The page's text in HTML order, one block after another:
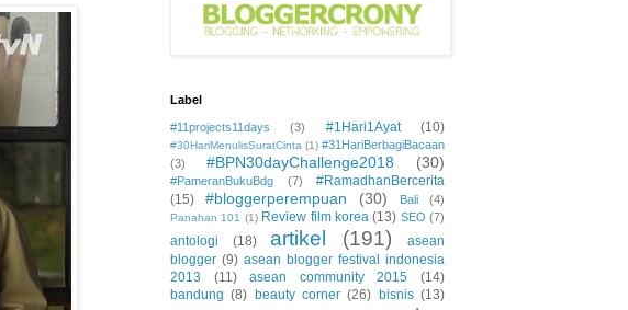
Label
#11projects11days (3) #1Hari1Ayat (10)
#30HariMenulisSuratCinta (1) #31HariBerbagiBacaan
(3)
#BPN30dayChallenge2018 (30)
#PameranBukuBdg (7)
#RamadhanBercerita
(15)
#bloggerperempuan (30) Bali (4)
Panahan 101 (1) Review film korea (13) SEO (7)
antologi (18) artikel (191)
asean
blogger (9) asean blogger festival indonesia
2013
(11) asean community 2015
(14)
bandung (8) beauty corner (26) bisnis (13)